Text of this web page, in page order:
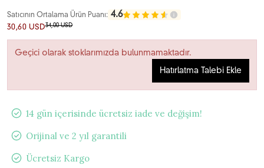
Satıcının Ortalama Ürün Puanı: 4.6
30,60 USD34,00 USD
Geçici olarak stoklarımızda bulunmamaktadır.
Hatırlatma Talebi Ekle
14 gün içerisinde ücretsiz iade ve değişim!
Orijinal ve 2 yıl garantili
Ücretsiz Kargo